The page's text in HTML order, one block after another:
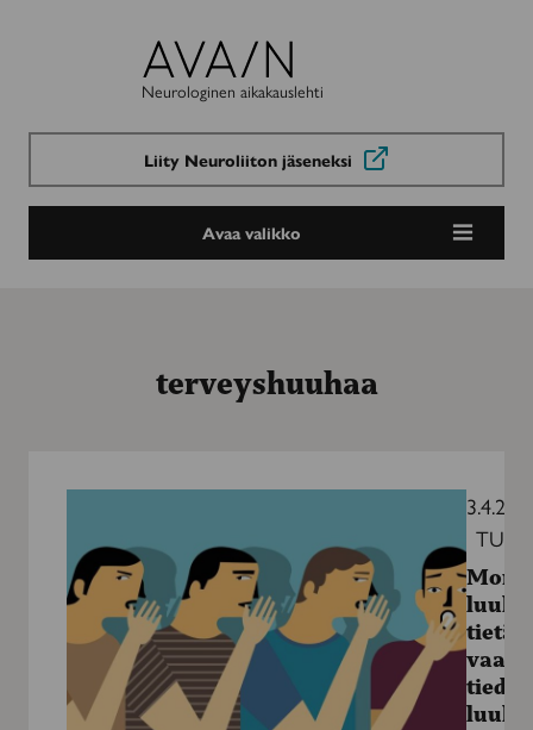
Avain-
lehti
Neurologinen aikakauslehti
Liity Neuroliiton jäseneksi
Avaa valikko
terveyshuuhaa
luulee
tiedä
luulevansa
Moni
luulee
vaan
tiedä